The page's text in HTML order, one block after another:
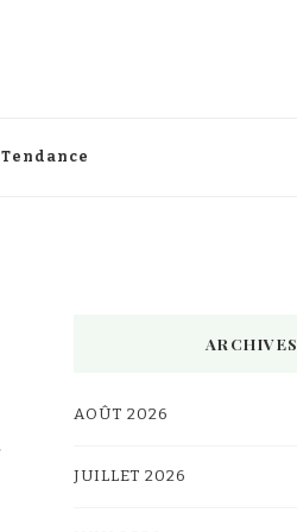
Tendance
ARCHIVES
AOÛT 2026
JUILLET 2026